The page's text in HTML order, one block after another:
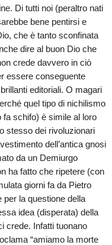
Di tutti noi (peraltro nati
bene pentirsi e
che è tanto sconfinata
dire al buon Dio che
crede davvero in ciò
essere conseguente
editoriali. O magari
quel tipo di nichilismo
fa schifo) è simile al loro
stesso dei rivoluzionari
dell’antica gnosi
da un Demiurgo
ha fatto che ripetere (con
giorni fa da Pietro
la questione della
idea (disperata) della
crede. Infatti tuonano
“amiamo la morte